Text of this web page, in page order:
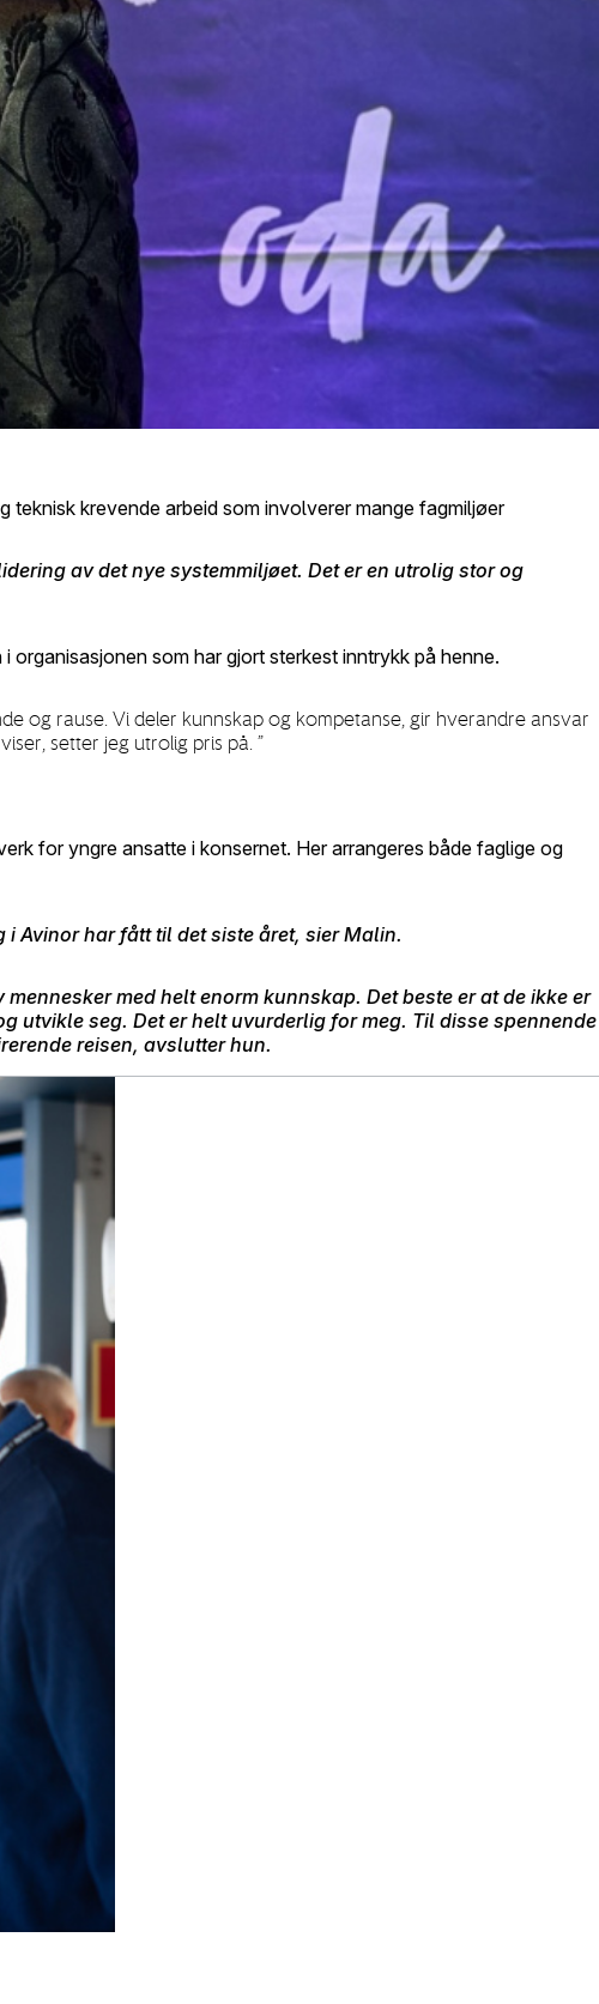
krevende arbeid som involverer mange fagmiljøer
av det nye systemmiljøet. Det er en utrolig stor og
i organisasjonen som har gjort sterkest inntrykk på henne.
og rause. Vi deler kunnskap og kompetanse, gir hverandre ansvar
setter jeg utrolig pris på. ”
for yngre ansatte i konsernet. Her arrangeres både faglige og
Avinor har fått til det siste året, sier Malin.
med helt enorm kunnskap. Det beste er at de ikke er
utvikle seg. Det er helt uvurderlig for meg. Til disse spennende
reisen, avslutter hun.